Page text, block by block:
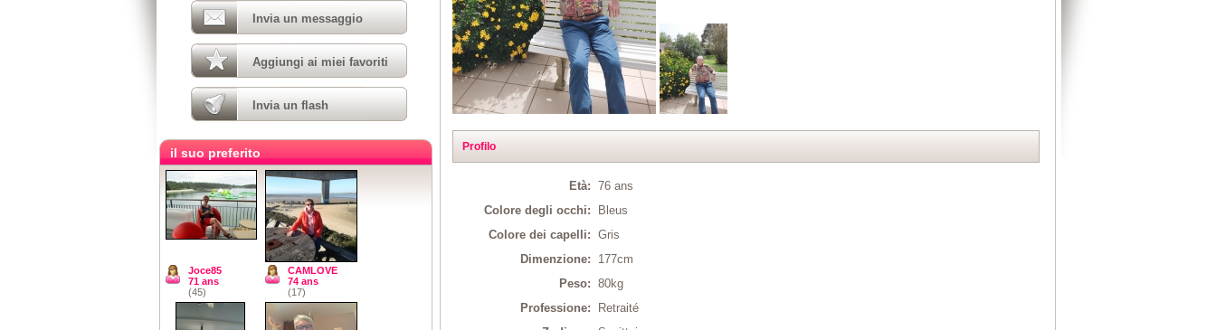
Profilo
Età:
76 ans
Colore degli occhi:
Bleus
Colore dei capelli:
Gris
Dimenzione:
177cm
Peso:
80kg
Professione:
Retraité
Invia un messaggio
Aggiungi ai miei favoriti
Invia un flash
il suo preferito
Joce85
71 ans
(45)
CAMLOVE
74 ans
(17)